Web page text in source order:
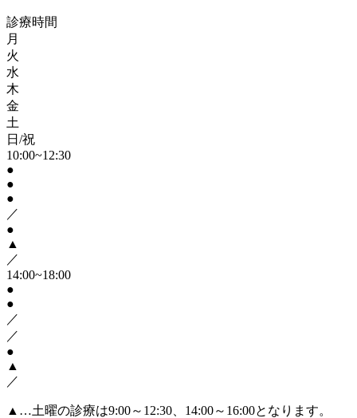
診療時間
月
火
水
木
金
土
日/祝
10:00~12:30
●
●
●
／
●
▲
／
14:00~18:00
●
●
／
／
●
▲
／
▲ …土曜の診療は9:00～12:30、14:00～16:00となります。